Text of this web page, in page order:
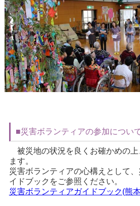
■災害ボランティアの参加につい
被災地の状況を良くお確かめの上
ます。
災害ボランティアの心構えとして
イドブックをご参照ください。
災害ボランティアガイドブック(熊